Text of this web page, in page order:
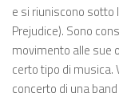
e si riuniscono sotto
Prejudice). Sono
movimento alle sue
certo tipo di musica.
concerto di una